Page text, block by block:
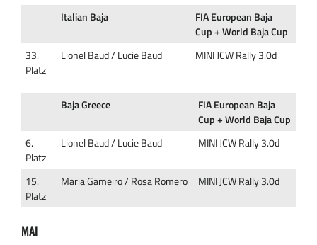
Italian Baja
FIA European Baja
Cup + World Baja Cup
33.
Platz
Lionel Baud / Lucie Baud MINI JCW Rally 3.0d
Baja Greece
FIA European Baja
Cup + World Baja Cup
6.
Platz
Lionel Baud / Lucie Baud MINI JCW Rally 3.0d
15.
Platz
Maria Gameiro / Rosa Romero MINI JCW Rally 3.0d
MAI